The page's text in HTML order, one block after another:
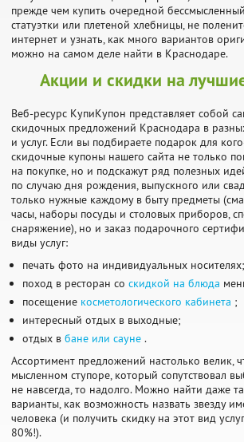
прежде чем купить очередной
статуэтки или плетеной хлебницы, не
интернет и узнать, как много вариантов
можно на самом деле найти в Краснодаре.
Акции и скидки на
Веб-ресурс КупиКупон представляет собой
скидочных предложений Краснодара в
и услуг. Если вы подбираете подарок для
скидочные купоны нашего сайта не только
на покупке, но и подскажут ряд полезных
по случаю дня рождения, выпускного или
только нужные каждому в быту предметы
часы, наборы посуды и столовых приборов,
снаряжение), но и заказ подарочного
виды услуг:
печать фото на индивидуальных носителях;
поход в ресторан со скидкой на блюда
посещение косметологического кабинета ;
интересный отдых в выходные;
отдых в бане или сауне .
Ассортимент предложений настолько велик,
мысленном ступоре, который сопутствовал
не навсегда, то надолго. Можно найти даже
варианты, как возможность назвать звезду
человека (и получить скидку на этот вид
80%!).